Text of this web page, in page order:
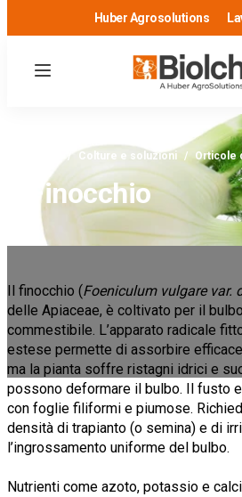
Huber Agrosolutions
Menu
/ Colture e soluzioni / Orticole
Finocchio
Il finocchio (Foeniculum vulgare var.
delle Apiaceae, è coltivato per il
commestibile. L’apparato radicale
estese permette di assorbire
ma la pianta soffre ristagni idrici e
possono deformare il bulbo. Il fusto
con foglie filiformi e piumose.
densità di trapianto (o semina) e di
l’ingrossamento uniforme del bulbo.
Nutrienti come azoto, potassio e